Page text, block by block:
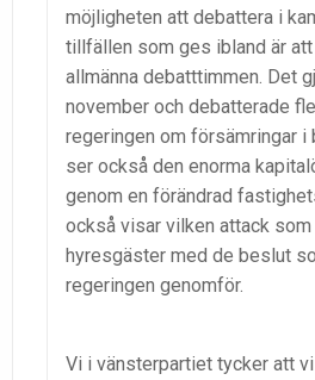
möjligheten att debattera i
tillfällen som ges ibland är
allmänna debatttimmen. Det
november och debatterade
regeringen om försämringar
ser också den enorma
genom en förändrad
också visar vilken attack
hyresgäster med de beslut
regeringen genomför.
Vi i vänsterpartiet tycker att